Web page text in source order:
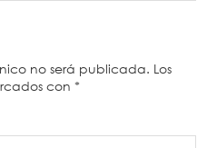
no será publicada. Los
con *